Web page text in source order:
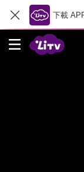
下載